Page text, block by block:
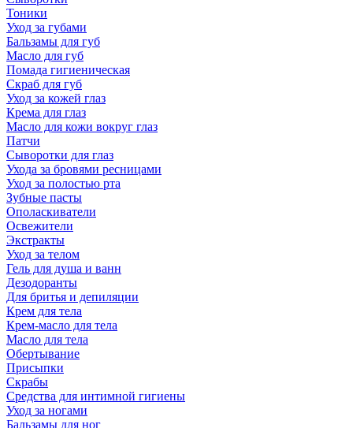
Тоники
Уход за губами
Бальзамы для губ
Масло для губ
Помада гигиеническая
Скраб для губ
Уход за кожей глаз
Крема для глаз
Масло для кожи вокруг глаз
Патчи
Сыворотки для глаз
Ухода за бровями ресницами
Уход за полостью рта
Зубные пасты
Ополаскиватели
Освежители
Экстракты
Уход за телом
Гель для душа и ванн
Дезодоранты
Для бритья и депиляции
Крем для тела
Крем-масло для тела
Масло для тела
Обертывание
Присыпки
Скрабы
Средства для интимной гигиены
Уход за ногами
Бальзамы для ног